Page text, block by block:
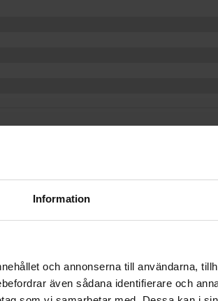
Information
och annonserna till användarna,
även sådana identifierare och